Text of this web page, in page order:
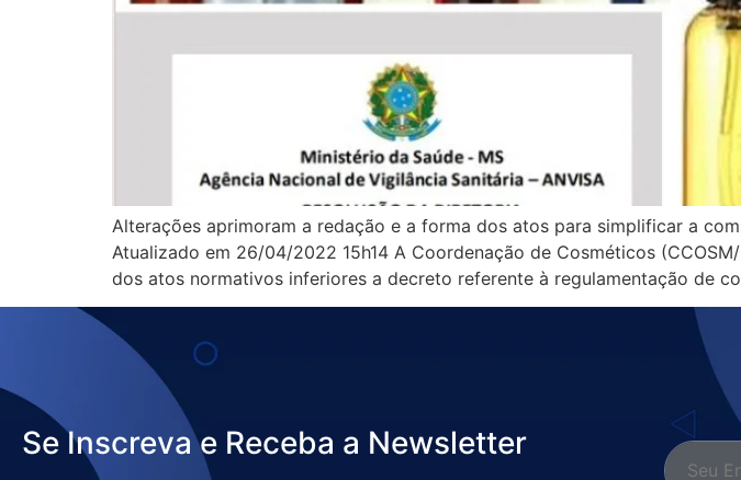
Alterações aprimoram a redação e a forma dos atos para simplificar a
Atualizado em 26/04/2022 15h14 A Coordenação de Cosméticos
dos atos normativos inferiores a decreto referente à regulamentação de
Se Inscreva e Receba a Newsletter